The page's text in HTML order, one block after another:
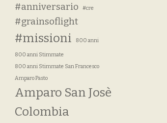
#anniversario #cre
#grainsoflight
#missioni 800 anni
800 anni Stimmate
800 anni Stimmate San Francesco
Amparo Pasto
Amparo San Josè
Colombia